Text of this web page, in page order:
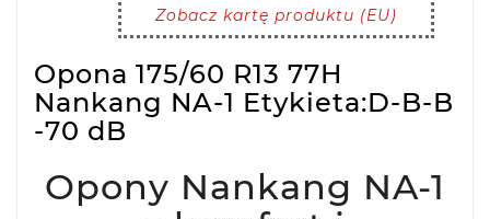
Zobacz kartę produktu (EU)
Opona 175/60 R13 77H
Nankang NA-1 Etykieta:D-B-B
-70 dB
Opony Nankang NA-1